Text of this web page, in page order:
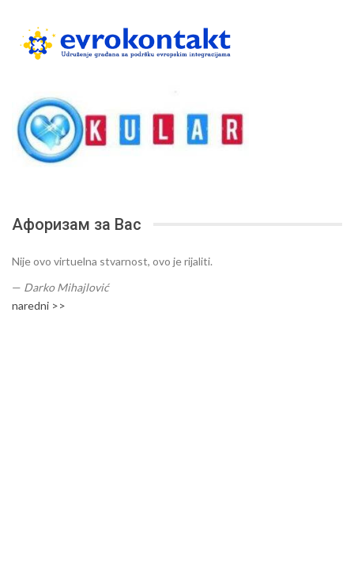
Афоризам за Вас
Nije ovo virtuelna stvarnost, ovo je rijaliti.
— Darko Mihajlović
naredni >>